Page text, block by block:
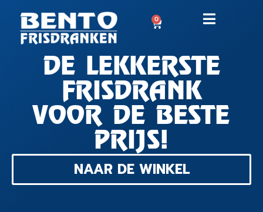
0
DE LEKKERSTE
FRISDRANK
VOOR DE BESTE
PRIJS!
NAAR DE WINKEL